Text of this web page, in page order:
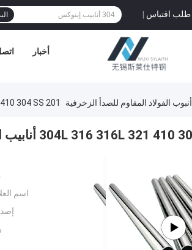
طلب اقتباس |
أخبار
أنبوب الفولاذ المقاوم للصدأ الزخرفية 201 304L 316 316L 321 410 304 SS أنابيب الفولاذ قوة عالية مقاومة درجات حرارة عالية
اسم